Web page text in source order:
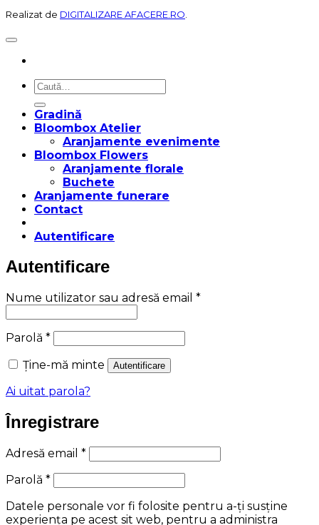
Realizat de DIGITALIZARE AFACERE.RO
Caută
după:
Gradină
Bloombox Atelier
Aranjamente evenimente
Bloombox Flowers
Aranjamente florale
Buchete
Aranjamente funerare
Contact
Autentificare
Autentificare
Nume utilizator sau adresă email *Obligatoriu
Parolă *Obligatoriu
Ține-mă minte Autentificare
Ai uitat parola?
Înregistrare
Adresă email *Obligatoriu
Parolă *Obligatoriu
Datele personale vor fi folosite pentru a-ți susține
experiența pe acest sit web, pentru a administra